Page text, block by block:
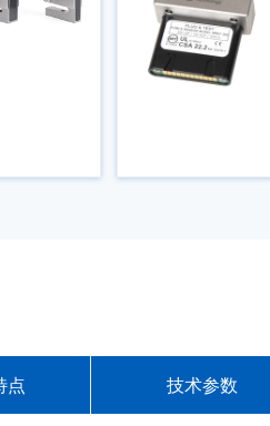
点 技术参数